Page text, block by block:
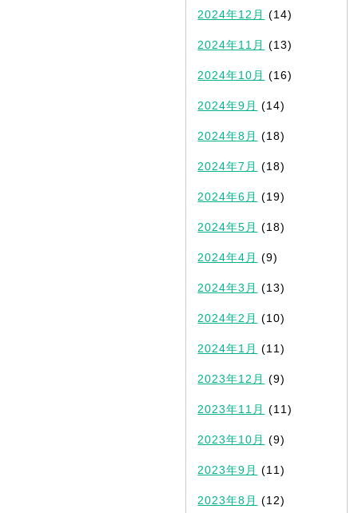
2024年12月 (14)
2024年11月 (13)
2024年10月 (16)
2024年9月 (14)
2024年8月 (18)
2024年7月 (18)
2024年6月 (19)
2024年5月 (18)
2024年4月 (9)
2024年3月 (13)
2024年2月 (10)
2024年1月 (11)
2023年12月 (9)
2023年11月 (11)
2023年10月 (9)
2023年9月 (11)
2023年8月 (12)